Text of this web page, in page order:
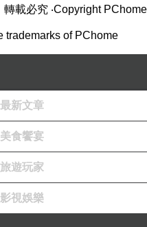
強的
菸後
喘
走關係
跑
消
轉載必究 ‧Copyright PChome
trademarks of PChome
最新文章
美食饗宴
旅遊玩家
影視娛樂